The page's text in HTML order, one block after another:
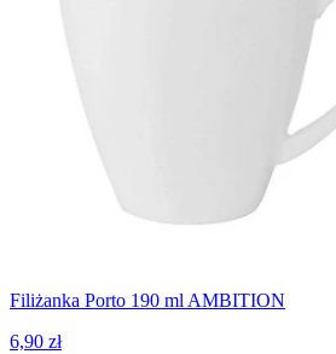
Filiżanka Porto 190 ml AMBITION
6,90 zł